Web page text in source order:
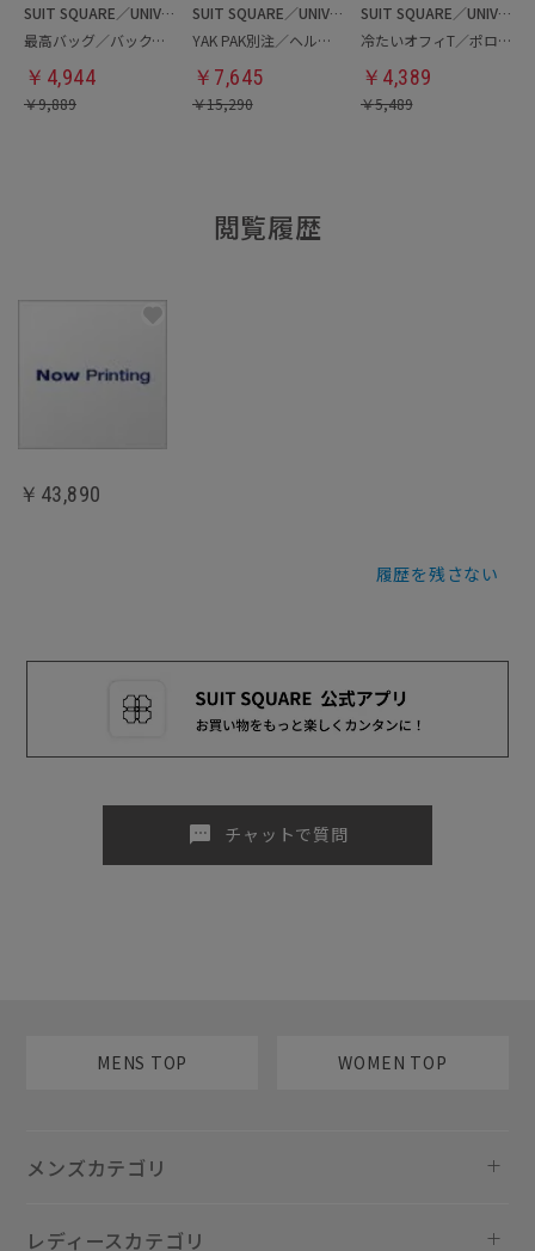
SUIT SQUARE／UNIVERSAL LANGUAGE
最高バッグ／バックパック
￥ 4,944
￥9,889
SUIT SQUARE／UNIVERSAL LANGUAGE
YAK PAK別注／ヘルメットバッグ
￥ 7,645
￥15,290
SUIT SQUARE／UNIVERSAL LANGUAGE
冷たいオフィT／ポロシャツ
￥ 4,389
￥5,489
閲覧履歴
￥43,890
履歴を残さない
sms チャットで質問
MENS TOP WOMEN TOP
メンズカテゴリ
レディースカテゴリ